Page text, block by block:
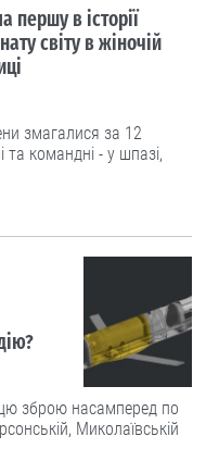
першу в історії
світу в жіночій
змагалися за 12
та командні - у шпазі,
зброю насамперед по
Миколаївській